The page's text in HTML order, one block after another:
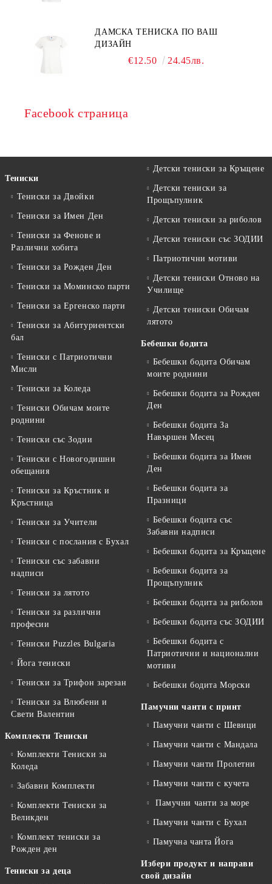
ДАМСКА ТЕНИСКА ПО ВАШ
ДИЗАЙН
€12.50 24.45лв.
Facebook страница
Тениски
Тениски за Двойки
Тениски за Имен Ден
Тениски за Фенове и
Различни хобита
Тениски за Рожден Ден
Тениски за Mоминско парти
Тениски за Eргенско парти
Тениски за Aбитуриентски
бал
Тениски с Патриотични
Мисли
Тениски за Коледа
Тениски Обичам моите
роднини
Тениски със Зодии
Тениски с Новогодишни
обещания
Тениски за Кръстник и
Кръстница
Тениски за Учители
Тениски с послания с Бухал
Тениски със забавни
надписи
Тениски за лятото
Тениски за различни
професии
Тениски Puzzles Bulgaria
Йога тениски
Тениски за Трифон зарезан
Тениски за Влюбени и
Свети Валентин
Комплекти Тениски
Комплекти Тениски за
Коледа
Забавни Комплекти
Комплекти Тениски за
Великден
Комплект тениски за
Рожден ден
Тениски за деца
Детски тениски за Кръщене
Детски тениски за
Прощъпулник
Детски тениски за риболов
Детски тениски със ЗОДИИ
Патриотични мотиви
Детски тениски Отново на
Училище
Детски тениски Обичам
лятото
Бебешки бодита
Бебешки бодита Обичам
моите роднини
Бебешки бодита за Рожден
Ден
Бебешки бодита За
Навършен Месец
Бебешки бодита за Имен
Ден
Бебешки бодита за
Празници
Бебешки бодита със
Забавни надписи
Бебешки бодита за Кръщене
Бебешки бодита за
Прощъпулник
Бебешки бодита за риболов
Бебешки бодита със ЗОДИИ
Бебешки бодита с
Патриотични и национални
мотиви
Бебешки бодита Морски
Памучни чанти с принт
Памучни чанти с Шевици
Памучни чанти с Мандала
Памучни чанти Пролетни
Памучни чанти с кучета
Памучни чанти за море
Памучни чанти с Бухал
Памучна чанта Йога
Избери продукт и направи
свой дизайн